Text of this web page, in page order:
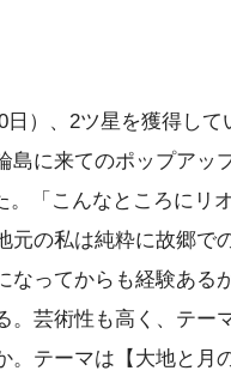
日）、2ツ星を獲得し
島に来てのポップアッ
。「こんなところにリ
元の私は純粋に故郷で
なってからも経験ある
。芸術性も高く、テー
。テーマは【大地と月